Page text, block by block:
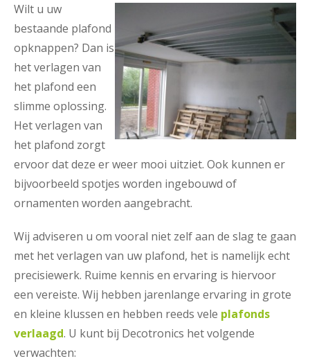
Wilt u uw
bestaande plafond
opknappen? Dan is
het verlagen van
het plafond een
slimme oplossing.
Het verlagen van
het plafond zorgt
ervoor dat deze er weer mooi uitziet. Ook kunnen er
bijvoorbeeld spotjes worden ingebouwd of
ornamenten worden aangebracht.
Wij adviseren u om vooral niet zelf aan de slag te gaan
met het verlagen van uw plafond, het is namelijk echt
precisiewerk. Ruime kennis en ervaring is hiervoor
een vereiste. Wij hebben jarenlange ervaring in grote
en kleine klussen en hebben reeds vele plafonds
verlaagd. U kunt bij Decotronics het volgende
verwachten: